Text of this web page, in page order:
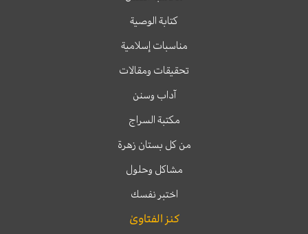
كتابة الوصية
مناسبات إسلامية
تحقيقات ومقالات
آداب وسنن
مكتبة السراج
من كل بستان زهرة
مشاكل وحلول
اختبر نفسك
كنز الفتاوىٰ